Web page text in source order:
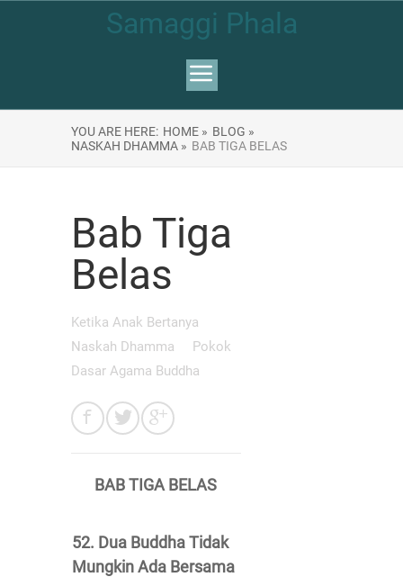
Samaggi Phala
YOU ARE HERE: HOME » BLOG »
NASKAH DHAMMA » BAB TIGA BELAS
Bab Tiga
Belas
Ketika Anak Bertanya
Naskah Dhamma
Pokok
Dasar Agama Buddha
BAB TIGA BELAS
52. Dua Buddha Tidak
Mungkin Ada Bersama